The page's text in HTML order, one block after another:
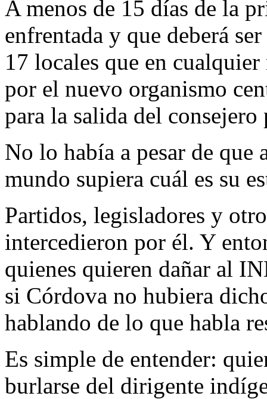
A menos de 15 días de la
enfrentada y que deberá
17 locales que en
por el nuevo organismo
para la salida del consejero
No lo había a pesar de que
mundo supiera cuál es su
Partidos, legisladores y
intercedieron por él. Y
quienes quieren dañar al
si Córdova no hubiera
hablando de lo que habla
Es simple de entender:
burlarse del dirigente